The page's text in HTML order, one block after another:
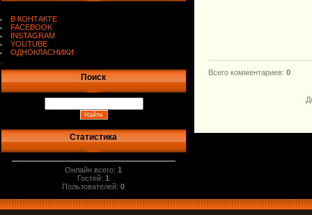
В КОНТАКТЕ
FACEBOOK
INSTAGRAM
YOUTUBE
ОДНОКЛАСНИКИ
Поиск
Статистика
Онлайн всего:1
Гостей:1
Пользователей:0
Всего комментариев: 0